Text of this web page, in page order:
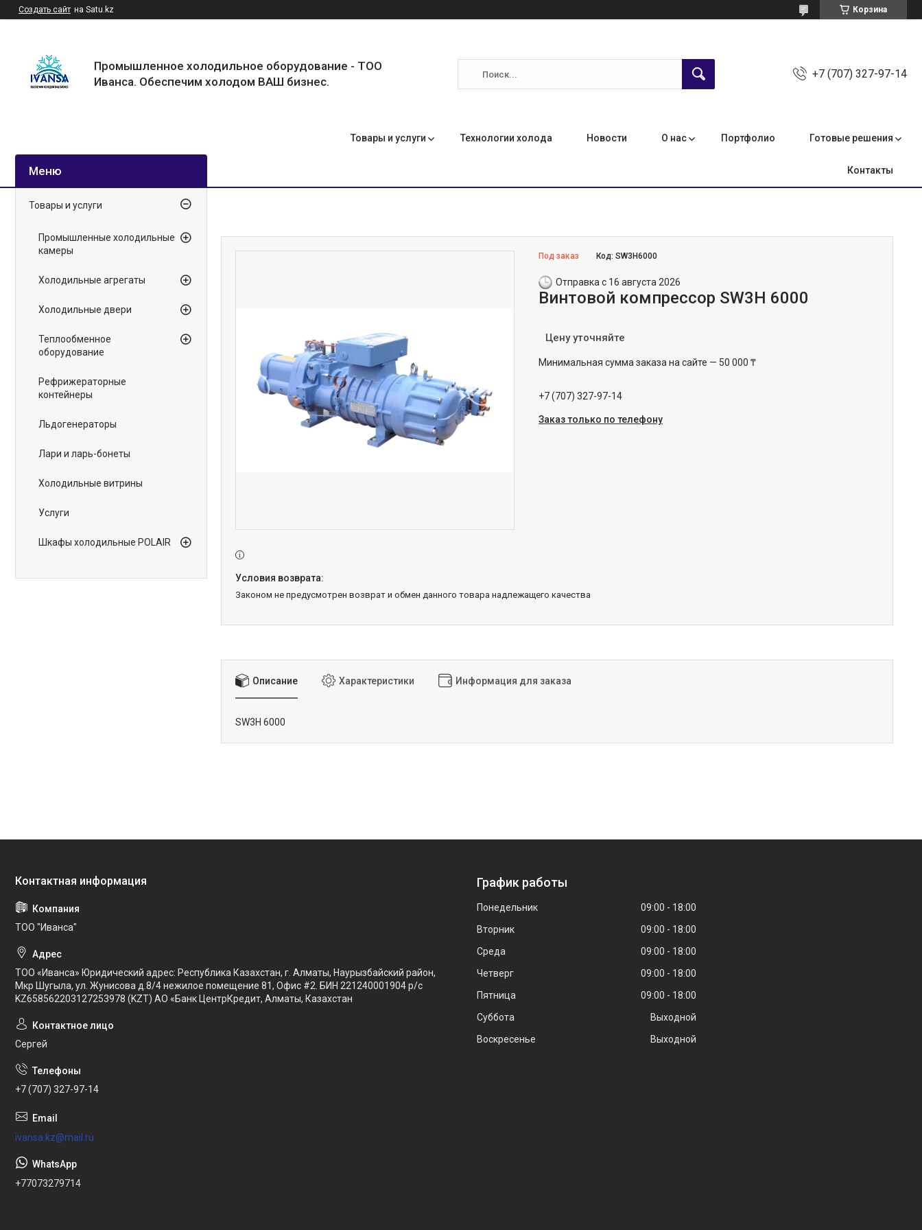
Создать сайт на Satu.kz Корзина
Промышленное холодильное оборудование - ТОО
Иванса. Обеспечим холодом ВАШ бизнес.
+7 (707) 327-97-14
Товары и услуги Технологии холода Новости О нас Портфолио Готовые решения
Контакты
Под заказ Код:SW3H6000
Отправка с 16 августа 2026
Винтовой компрессор SW3H 6000
Цену уточняйте
Минимальная сумма заказа на сайте — 50 000 ₸
+7 (707) 327-97-14
Заказ только по телефону
Законом не предусмотрен возврат и обмен данного товара надлежащего качества
Описание Характеристики Информация для заказа
SW3H 6000
Товары и услуги
Промышленные холодильные
камеры
Холодильные агрегаты
Холодильные двери
Теплообменное
оборудование
Рефрижераторные
контейнеры
Льдогенераторы
Лари и ларь-бонеты
Холодильные витрины
Услуги
Шкафы холодильные POLAIR
ТОО "Иванса"
ТОО «Иванса» Юридический адрес: Республика Казахстан, г. Алматы, Наурызбайский район,
Мкр Шугыла, ул. Жунисова д.8/4 нежилое помещение 81, Офис #2. БИН 221240001904 р/с
KZ658562203127253978 (KZT) АО «Банк ЦентрКредит, Алматы, Казахстан
Сергей
+7 (707) 327-97-14
ivansa.kz@mail.ru
+77073279714
График работы
Понедельник 09:00
18:00
Вторник
09:00
18:00
Среда
09:00
18:00
Четверг
09:00
18:00
Пятница
09:00
18:00
Суббота
Выходной
Воскресенье
Выходной